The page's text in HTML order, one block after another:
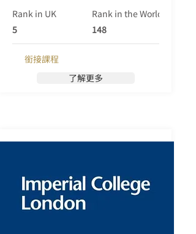
斯市（Bath），距離倫敦以西約160公里，
倫敦以東約156公里。巴斯大學成立於1966
有聲譽的學府。
Rank in UK
Rank in the World (Qs)
5
148
銜接課程
了解更多